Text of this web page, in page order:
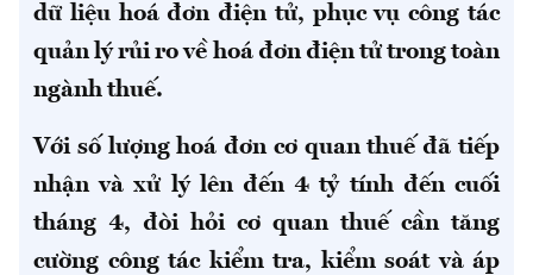
dữ liệu hoá đơn điện tử, phục vụ công tác
quản lý rủi ro về hoá đơn điện tử trong toàn
ngành thuế.
Với số lượng hoá đơn cơ quan thuế đã tiếp
nhận và xử lý lên đến 4 tỷ tính đến cuối
tháng 4, đòi hỏi cơ quan thuế cần tăng
cường công tác kiểm tra, kiểm soát và áp